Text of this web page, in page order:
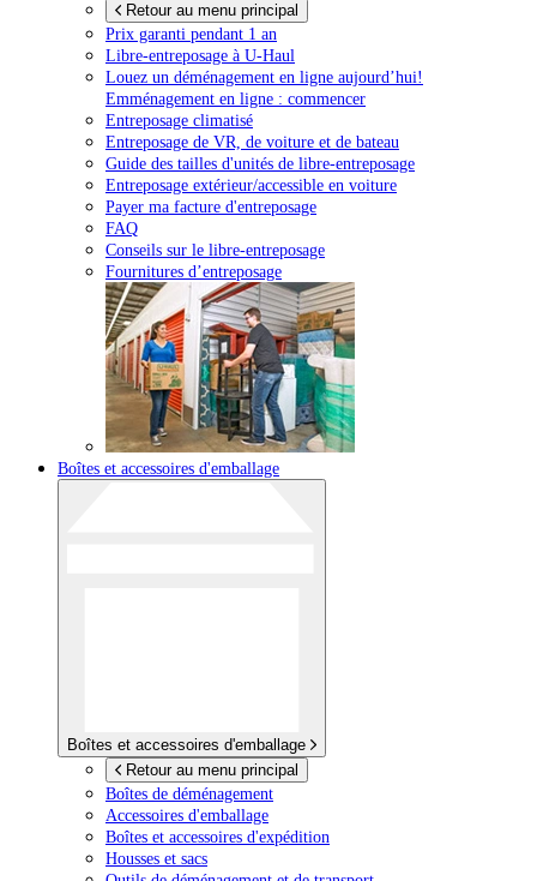
Retour au menu principal
Prix garanti pendant 1 an
Libre-entreposage à U-Haul
Louez un déménagement en ligne aujourd’hui!
Emménagement en ligne : commencer
Entreposage climatisé
Entreposage de VR, de voiture et de bateau
Guide des tailles d'unités de libre-entreposage
Entreposage extérieur/accessible en voiture
Payer ma facture d'entreposage
FAQ
Conseils sur le libre-entreposage
Fournitures d’entreposage
Boîtes et accessoires d'emballage
Boîtes et accessoires d'emballage
Retour au menu principal
Boîtes de déménagement
Accessoires d'emballage
Boîtes et accessoires d'expédition
Housses et sacs